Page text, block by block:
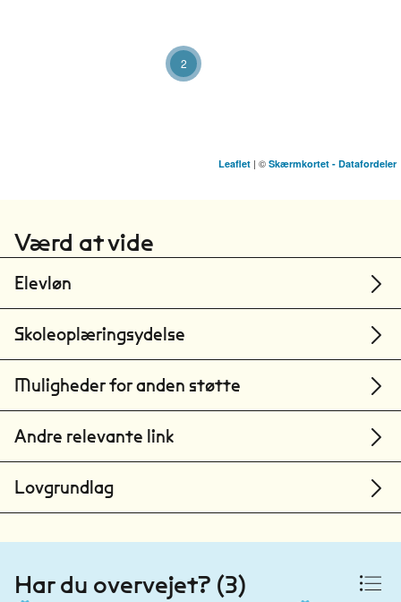
2
Leaflet | © Skærmkortet - Datafordeler
Syddansk Erhvervsskole Odense-Vejle
Værd at vide
Elevløn
Skoleoplæringsydelse
Muligheder for anden støtte
Andre relevante link
Lovgrundlag
Har du overvejet? (3)